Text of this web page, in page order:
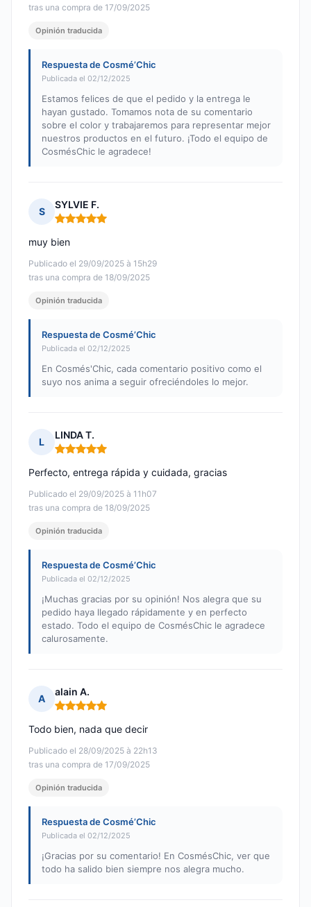
tras una compra de 17/09/2025
Opinión traducida
Respuesta de Cosmé’Chic
Publicada el 02/12/2025
Estamos felices de que el pedido y la entrega le
hayan gustado. Tomamos nota de su comentario
sobre el color y trabajaremos para representar mejor
nuestros productos en el futuro. ¡Todo el equipo de
CosmésChic le agradece!
S
SYLVIE F.
Nota: 5 de 5
Publicado el 29/09/2025 à 15h29
tras una compra de 18/09/2025
muy bien
Opinión traducida
Respuesta de Cosmé’Chic
Publicada el 02/12/2025
En Cosmés'Chic, cada comentario positivo como el
suyo nos anima a seguir ofreciéndoles lo mejor.
L
LINDA T.
Nota: 5 de 5
Publicado el 29/09/2025 à 11h07
tras una compra de 18/09/2025
Perfecto, entrega rápida y cuidada, gracias
Opinión traducida
Respuesta de Cosmé’Chic
Publicada el 02/12/2025
¡Muchas gracias por su opinión! Nos alegra que su
pedido haya llegado rápidamente y en perfecto
estado. Todo el equipo de CosmésChic le agradece
calurosamente.
A
alain A.
Nota: 5 de 5
Publicado el 28/09/2025 à 22h13
tras una compra de 17/09/2025
Todo bien, nada que decir
Opinión traducida
Respuesta de Cosmé’Chic
Publicada el 02/12/2025
¡Gracias por su comentario! En CosmésChic, ver que
todo ha salido bien siempre nos alegra mucho.